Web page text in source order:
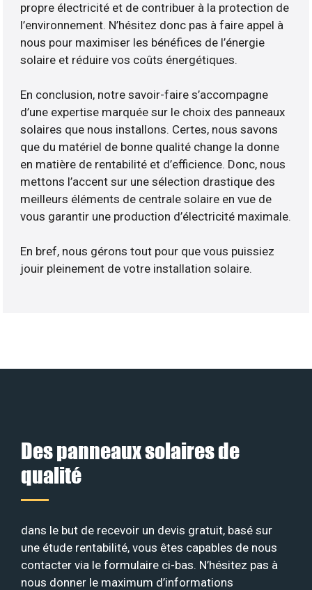
propre électricité et de contribuer à la protection de
l’environnement. N’hésitez donc pas à faire appel à
nous pour maximiser les bénéfices de l’énergie
solaire et réduire vos coûts énergétiques.
En conclusion, notre savoir-faire s’accompagne
d’une expertise marquée sur le choix des panneaux
solaires que nous installons. Certes, nous savons
que du matériel de bonne qualité change la donne
en matière de rentabilité et d’efficience. Donc, nous
mettons l’accent sur une sélection drastique des
meilleurs éléments de centrale solaire en vue de
vous garantir une production d’électricité maximale.
En bref, nous gérons tout pour que vous puissiez
jouir pleinement de votre installation solaire.
Des panneaux solaires de
qualité
dans le but de recevoir un devis gratuit, basé sur
une étude rentabilité, vous êtes capables de nous
contacter via le formulaire ci-bas. N’hésitez pas à
nous donner le maximum d’informations